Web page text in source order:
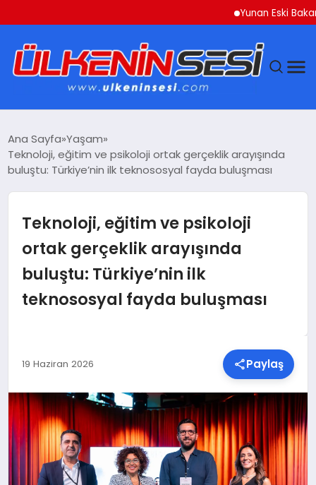
Yunan Eski Bakan
EKONOMI
SAĞLIK
YAŞAM
MALATYA HABERLERI
Ana Sayfa Yaşam
Teknoloji, eğitim ve psikoloji ortak gerçeklik arayışında
buluştu: Türkiye’nin ilk teknososyal fayda buluşması
Teknoloji, eğitim ve psikoloji
ortak gerçeklik arayışında
buluştu: Türkiye’nin ilk
teknososyal fayda buluşması
19 Haziran 2026 Paylaş